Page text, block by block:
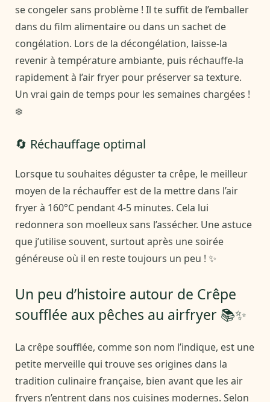
se congeler sans problème ! Il te suffit de l’emballer
dans du film alimentaire ou dans un sachet de
congélation. Lors de la décongélation, laisse-la
revenir à température ambiante, puis réchauffe-la
rapidement à l’air fryer pour préserver sa texture.
Un vrai gain de temps pour les semaines chargées !
❄️
🔄 Réchauffage optimal
Lorsque tu souhaites déguster ta crêpe, le meilleur
moyen de la réchauffer est de la mettre dans l’air
fryer à 160°C pendant 4-5 minutes. Cela lui
redonnera son moelleux sans l’assécher. Une astuce
que j’utilise souvent, surtout après une soirée
généreuse où il en reste toujours un peu ! ✨
Un peu d’histoire autour de Crêpe
soufflée aux pêches au airfryer 📚✨
La crêpe soufflée, comme son nom l’indique, est une
petite merveille qui trouve ses origines dans la
tradition culinaire française, bien avant que les air
fryers n’entrent dans nos cuisines modernes. Selon